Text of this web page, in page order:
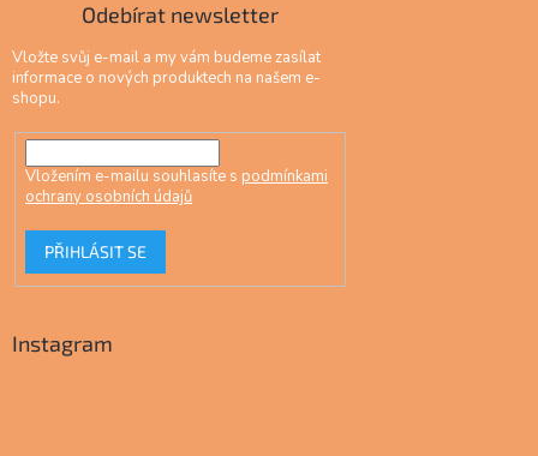
Odebírat newsletter
Vložte svůj e-mail a my vám budeme zasílat
informace o nových produktech na našem e-
shopu.
Vložením e-mailu souhlasíte s podmínkami
ochrany osobních údajů
PŘIHLÁSIT SE
Instagram